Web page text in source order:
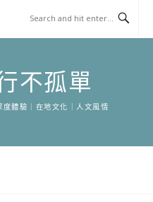
不孤單
體驗｜在地文化｜人文風情